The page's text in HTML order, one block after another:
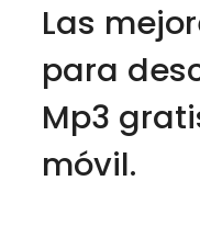
Las
para
Mp3
móvil.